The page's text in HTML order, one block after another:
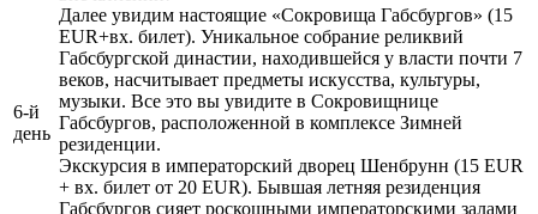
6-й
день
Далее увидим настоящие «Сокровища Габсбургов» (15
EUR+вх. билет). Уникальное собрание реликвий
Габсбургской династии, находившейся у власти почти 7
веков, насчитывает предметы искусства, культуры,
музыки. Все это вы увидите в Сокровищнице
Габсбургов, расположенной в комплексе Зимней
резиденции.
Экскурсия в императорский дворец Шенбрунн (15 EUR
+ вх. билет от 20 EUR). Бывшая летняя резиденция
Габсбургов сияет роскошными императорскими залами